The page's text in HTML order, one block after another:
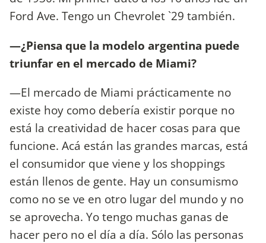
Ford Ave. Tengo un Chevrolet `29 también.
—¿Piensa que la modelo argentina puede
triunfar en el mercado de Miami?
—El mercado de Miami prácticamente no
existe hoy como debería existir porque no
está la creatividad de hacer cosas para que
funcione. Acá están las grandes marcas, está
el consumidor que viene y los shoppings
están llenos de gente. Hay un consumismo
como no se ve en otro lugar del mundo y no
se aprovecha. Yo tengo muchas ganas de
hacer pero no el día a día. Sólo las personas